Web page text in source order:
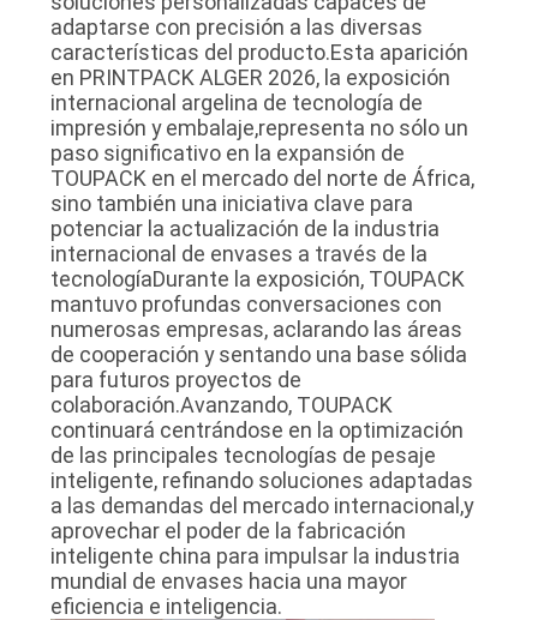
adaptarse con precisión a las diversas
características del producto.Esta aparición
en PRINTPACK ALGER 2026, la exposición
internacional argelina de tecnología de
impresión y embalaje,representa no sólo un
paso significativo en la expansión de
TOUPACK en el mercado del norte de África,
sino también una iniciativa clave para
potenciar la actualización de la industria
internacional de envases a través de la
tecnologíaDurante la exposición, TOUPACK
mantuvo profundas conversaciones con
numerosas empresas, aclarando las áreas
de cooperación y sentando una base sólida
para futuros proyectos de
colaboración.Avanzando, TOUPACK
continuará centrándose en la optimización
de las principales tecnologías de pesaje
inteligente, refinando soluciones adaptadas
a las demandas del mercado internacional,y
aprovechar el poder de la fabricación
inteligente china para impulsar la industria
mundial de envases hacia una mayor
eficiencia e inteligencia.